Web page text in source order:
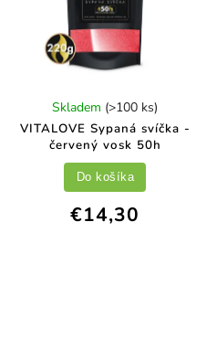
VITALOVE Sypaná svíčka -
červený vosk 50h
Skladem (>100 ks)
€14,30
Do košíka